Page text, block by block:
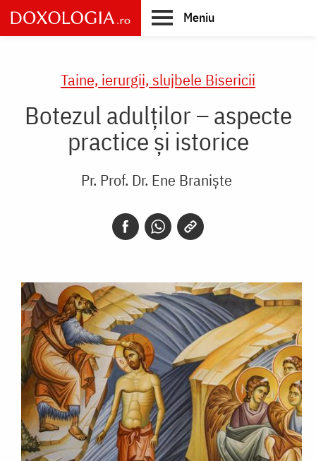
Skip
to
main
Meniu
Taine, ierurgii, slujbele Bisericii
Botezul adulților – aspecte
practice și istorice
Pr. Prof. Dr. Ene Braniște